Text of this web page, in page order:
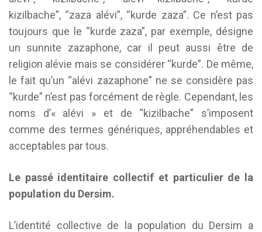
kizilbache”, “zaza alévi”, “kurde zaza”. Ce n’est pas
toujours que le “kurde zaza”, par exemple, désigne
un sunnite zazaphone, car il peut aussi être de
religion alévie mais se considérer “kurde”. De même,
le fait qu’un “alévi zazaphone” ne se considère pas
“kurde” n’est pas forcément de règle. Cependant, les
noms d’« alévi » et de “kizilbache” s’imposent
comme des termes génériques, appréhendables et
acceptables par tous.
Le passé identitaire collectif et particulier de la
population du Dersim.
L’identité collective de la population du Dersim a